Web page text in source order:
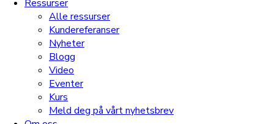
Ressurser
Alle ressurser
Kundereferanser
Nyheter
Blogg
Video
Eventer
Kurs
Meld deg på vårt nyhetsbrev